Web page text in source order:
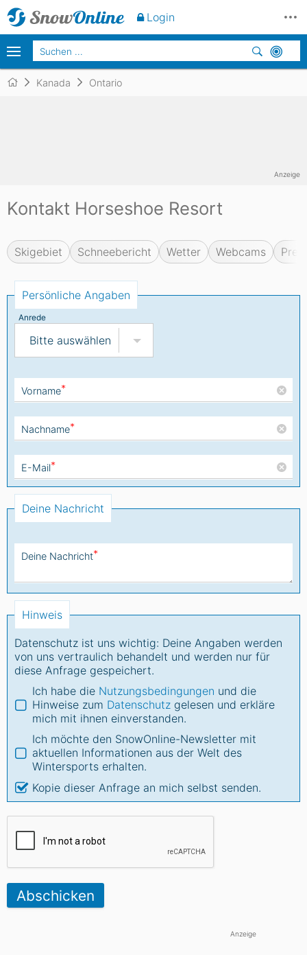
Kanada Ontario
Kontakt Horseshoe Resort
Skigebiet Schneebericht Wetter Webcams
Persönliche Angaben
Anrede
Bitte auswählen
Vorname*
Nachname*
E-Mail*
Deine Nachricht
Deine Nachricht*
Hinweis
Datenschutz ist uns wichtig: Deine Angaben werden
von uns vertraulich behandelt und werden nur für
diese Anfrage gespeichert.
Ich habe die Nutzungsbedingungen und die
Hinweise zum Datenschutz gelesen und erkläre
mich mit ihnen einverstanden.
Ich möchte den SnowOnline-Newsletter mit
aktuellen Informationen aus der Welt des
Wintersports erhalten.
Kopie dieser Anfrage an mich selbst senden.
Abschicken
Anzeige
Anzeige
Login